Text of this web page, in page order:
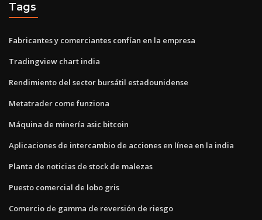
Tags
Fabricantes y comerciantes confían en la empresa
Tradingview chart india
Rendimiento del sector bursátil estadounidense
Metatrader come funziona
Máquina de minería asic bitcoin
Aplicaciones de intercambio de acciones en línea en la india
Planta de noticias de stock de malezas
Puesto comercial de lobo gris
Comercio de gamma de reversión de riesgo